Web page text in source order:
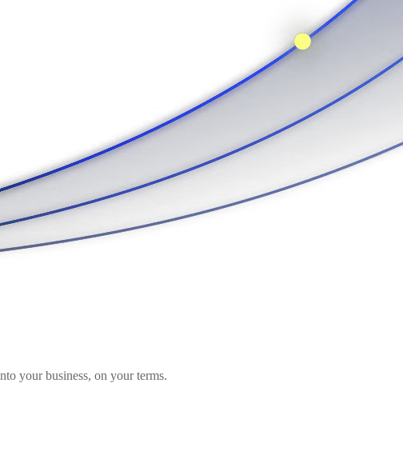
your business, on your terms.